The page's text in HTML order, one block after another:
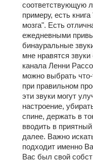
соответствующую
примеру, есть
мозга". Есть
ежедневными
бинауральные
мне нравятся
канала Ленни
можно выбрать
при правильном
эти звуки могут
настроение,
спине, держать в
вводить в
далее. Важно
подходит именно
Вас был свой